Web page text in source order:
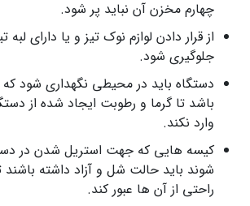
چهارم مخزن آن نباید پر شود.
از قرار دادن لوازم نوک تیز و یا دارای لبه
جلوگیری شود.
دستگاه باید در محیطی نگهداری شود که
باشد تا گرما و رطوبت ایجاد شده از
وارد نکند.
کیسه هایی که جهت استریل شدن در
شوند باید حالت شل و آزاد داشته باشند
راحتی از آن ها عبور کند.